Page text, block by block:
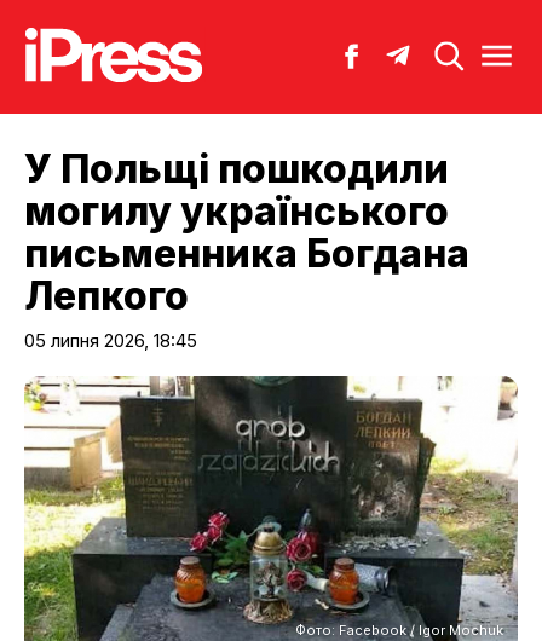
У Польщі пошкодили
могилу українського
письменника Богдана
Лепкого
05 липня 2026, 18:45
Фото: Facebook / Igor Mochuk